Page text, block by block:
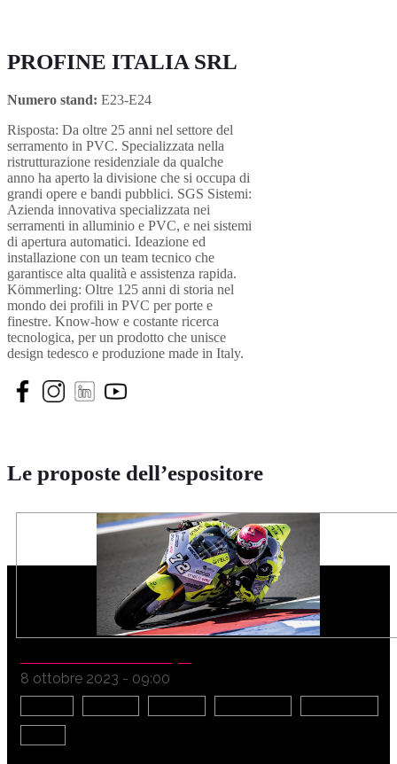
PROFINE ITALIA SRL
Numero stand: E23-E24
Risposta: Da oltre 25 anni nel settore del
serramento in PVC. Specializzata nella
ristrutturazione residenziale da qualche
anno ha aperto la divisione che si occupa di
grandi opere e bandi pubblici. SGS Sistemi:
Azienda innovativa specializzata nei
serramenti in alluminio e PVC, e nei sistemi
di apertura automatici. Ideazione ed
installazione con un team tecnico che
garantisce alta qualità e assistenza rapida.
Kömmerling: Oltre 125 anni di storia nel
mondo dei profili in PVC per porte e
finestre. Know-how e costante ricerca
tecnologica, per un prodotto che unisce
design tedesco e produzione made in Italy.
Le proposte dell’espositore
8 ottobre 2023 - 09:00